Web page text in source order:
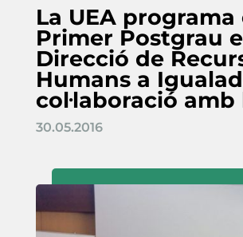
La UEA programa
Primer Postgrau
Direcció de
Humans a
col·laboració amb
30.05.2016